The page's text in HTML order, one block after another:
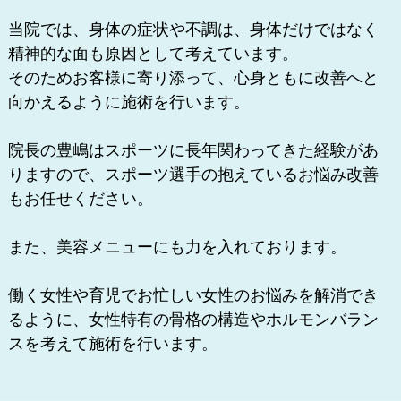
当院では、身体の症状や不調は、身体だけではなく
精神的な面も原因として考えています。
そのためお客様に寄り添って、心身ともに改善へと
向かえるように施術を行います。
院長の豊嶋はスポーツに長年関わってきた経験があ
りますので、スポーツ選手の抱えているお悩み改善
もお任せください。
また、美容メニューにも力を入れております。
働く女性や育児でお忙しい女性のお悩みを解消でき
るように、女性特有の骨格の構造やホルモンバラン
スを考えて施術を行います。